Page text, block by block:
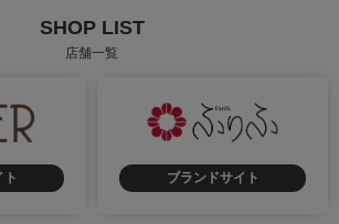
SHOP LIST
店舗一覧
ト ブランドサイト